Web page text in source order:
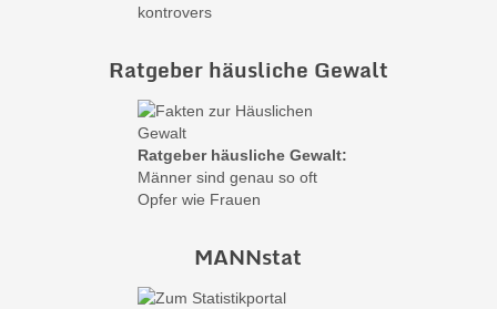
Ratgeber häusliche Gewalt
Ratgeber häusliche Gewalt:
Männer sind genau so oft
Opfer wie Frauen
MANNstat